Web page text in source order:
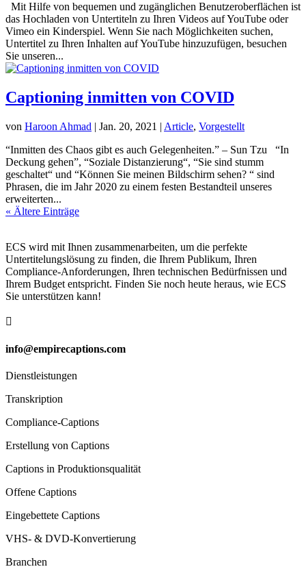
Mit Hilfe von bequemen und zugänglichen Benutzeroberflächen ist
das Hochladen von Untertiteln zu Ihren Videos auf YouTube oder
Vimeo ein Kinderspiel. Wenn Sie nach Möglichkeiten suchen,
Untertitel zu Ihren Inhalten auf YouTube hinzuzufügen, besuchen
Sie unseren...
Captioning inmitten von COVID
von Haroon Ahmad | Jan. 20, 2021 | Article, Vorgestellt
“Inmitten des Chaos gibt es auch Gelegenheiten.” – Sun Tzu “In
Deckung gehen”, “Soziale Distanzierung“, “Sie sind stumm
geschaltet“ und “Können Sie meinen Bildschirm sehen? “ sind
Phrasen, die im Jahr 2020 zu einem festen Bestandteil unseres
erweiterten...
« Ältere Einträge
ECS wird mit Ihnen zusammenarbeiten, um die perfekte
Untertitelungslösung zu finden, die Ihrem Publikum, Ihren
Compliance-Anforderungen, Ihren technischen Bedürfnissen und
Ihrem Budget entspricht. Finden Sie noch heute heraus, wie ECS
Sie unterstützen kann!

info@empirecaptions.com
Dienstleistungen
Transkription
Compliance-Captions
Erstellung von Captions
Captions in Produktionsqualität
Offene Captions
Eingebettete Captions
VHS- & DVD-Konvertierung
Branchen